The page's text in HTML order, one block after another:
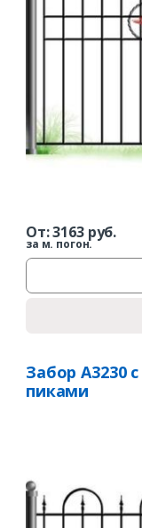
От:3163руб.
за м. погон.
Забор А3230
пиками